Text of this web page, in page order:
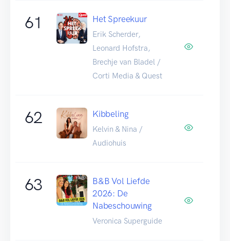
61 Het Spreekuur
Erik Scherder,
Leonard Hofstra,
Brechje van Bladel /
Corti Media & Quest
62 Kibbeling
Kelvin & Nina /
Audiohuis
63
B&B Vol Liefde
2026: De
Nabeschouwing
Veronica Superguide